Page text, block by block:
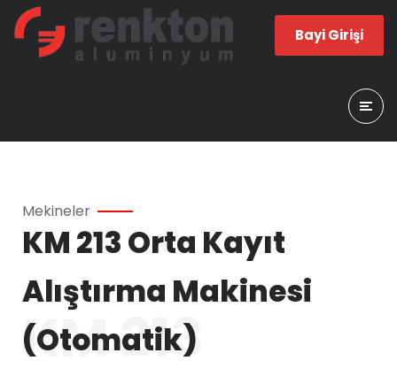
Bayi Girişi
KM 213
Mekineler
KM 213 Orta Kayıt
Alıştırma Makinesi
(Otomatik)